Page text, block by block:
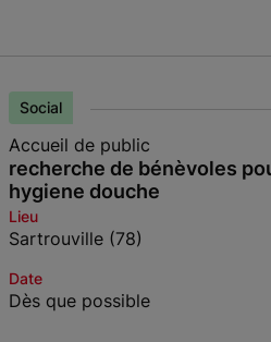
recherche de bénèvoles
hygiene douche
Social
Accueil de public
Lieu
Sartrouville (78)
Date
Dès que possible